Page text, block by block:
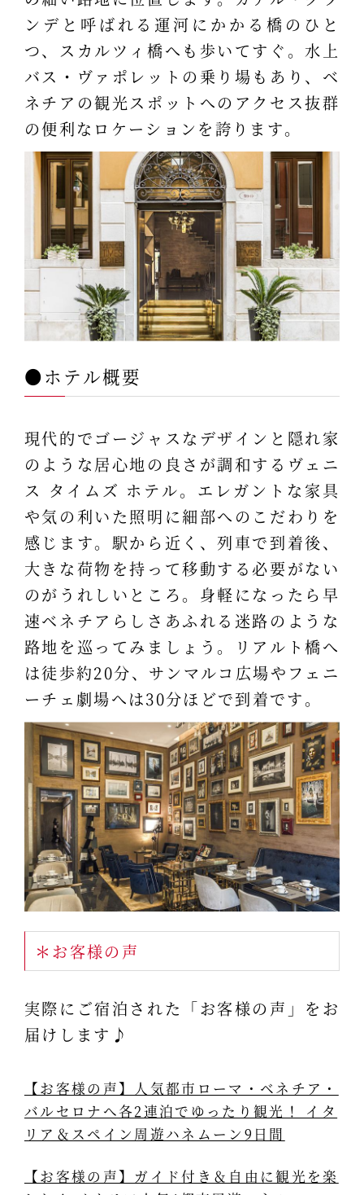
ンデと呼ばれる運河にかかる橋のひと
つ、スカルツィ橋へも歩いてすぐ。水上
バス・ヴァポレットの乗り場もあり、ベ
ネチアの観光スポットへのアクセス抜群
の便利なロケーションを誇ります。
●ホテル概要
現代的でゴージャスなデザインと隠れ家
のような居心地の良さが調和するヴェニ
ス タイムズ ホテル。エレガントな家具
や気の利いた照明に細部へのこだわりを
感じます。駅から近く、列車で到着後、
大きな荷物を持って移動する必要がない
のがうれしいところ。身軽になったら早
速ベネチアらしさあふれる迷路のような
路地を巡ってみましょう。リアルト橋へ
は徒歩約20分、サンマルコ広場やフェニ
ーチェ劇場へは30分ほどで到着です。
＊お客様の声
実際にご宿泊された「お客様の声」をお
届けします♪
【お客様の声】人気都市ローマ・ベネチア・
バルセロナへ各2連泊でゆったり観光！ イタ
リア＆スペイン周遊ハネムーン9日間
【お客様の声】ガイド付き＆自由に観光を楽